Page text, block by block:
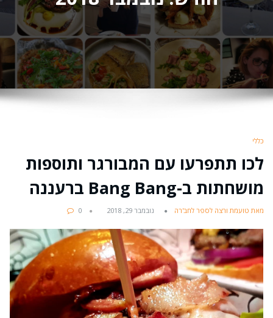
כללי
לכו תתפרעו עם המבורגר ותוספות
מושחתות ב-Bang Bang ברעננה
מאת טועמת ורצה לספר לחב'רה נובמבר 29, 2018 0